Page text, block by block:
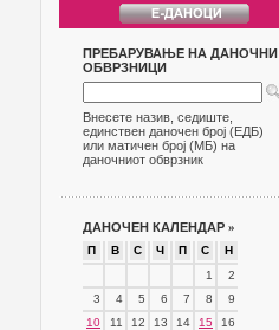
ПРЕБАРУВАЊЕ НА ДАНОЧНИ
ОБВРЗНИЦИ
Внесете назив, седиште,
единствен даночен број (ЕДБ)
или матичен број (МБ) на
даночниот обврзник
ДАНОЧЕН КАЛЕНДАР »
П В С Ч П С
Н
1
2
3
4 5 6 7 8
9
10
11 12 13 14 15
16